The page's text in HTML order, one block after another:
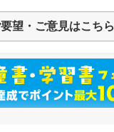
望・ご意見はこちら